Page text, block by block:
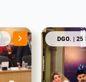
DGO. | 25